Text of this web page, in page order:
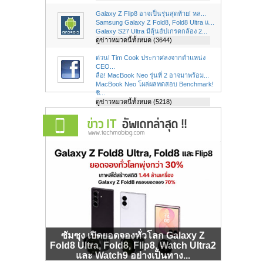
Galaxy Z Flip8 อาจเป็นรุ่นสุดท้าย! หล...
Samsung Galaxy Z Fold8, Fold8 Ultra แ...
Galaxy S27 Ultra มีลุ้นอัปเกรดกล้อง 2...
ดูข่าวหมวดนี้ทั้งหมด (3644)
ด่วน! Tim Cook ประกาศลงจากตำแหน่ง
CEO...
ลือ! MacBook Neo รุ่นที่ 2 อาจมาพร้อม...
MacBook Neo โผล่ผลทดสอบ Benchmark!
ชิ...
ดูข่าวหมวดนี้ทั้งหมด (5218)
ซัมซุง เปิดยอดจองทั่วโลก Galaxy Z
Fold8 Ultra, Fold8, Flip8, Watch Ultra2
และ Watch9 อย่างเป็นทาง...